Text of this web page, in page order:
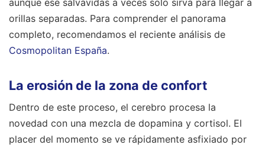
orillas separadas. Para comprender el panorama
completo, recomendamos el reciente análisis de
Cosmopolitan España.
La erosión de la zona de confort
Dentro de este proceso, el cerebro procesa la
novedad con una mezcla de dopamina y cortisol. El
placer del momento se ve rápidamente asfixiado por